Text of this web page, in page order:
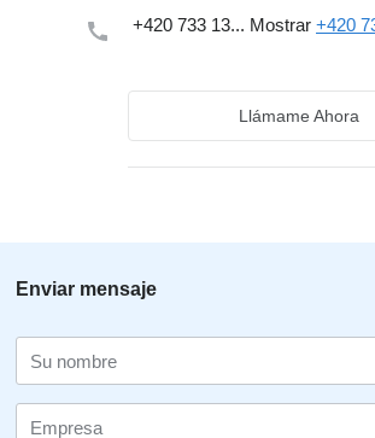
+420 733 13... Mostrar +420
Llámame Ahora
Enviar mensaje